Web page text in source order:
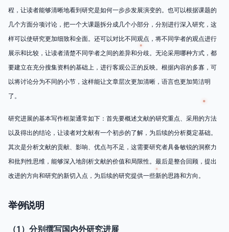
程，让读者能够清晰地看到研究是如何一步步发展演变的。也可以根据课题的
几个方面分项讨论，把一个大课题拆分成几个小部分，分别进行深入研究，这
样可以使研究更加细致和全面。还可以对比不同观点，将不同学者的观点进行
展示和比较，让读者清楚不同学者之间的差异和分歧。无论采用哪种方式，都
要建立在充分搜集资料的基础上，进行客观公正的反映。根据内容的多寡，可
以将讨论分为不同的小节，这样能让文章层次更加清晰，语言也更加简洁明
了。
研究进展的基本写作框架通常如下：首先要概述文献的研究重点、采用的方法
以及得出的结论，让读者对文献有一个初步的了解，为后续的分析奠定基础。
其次是分析文献的贡献、影响、优点与不足，这需要研究者具备敏锐的洞察力
和批判性思维，能够深入地剖析文献的价值和局限性。最后是整合回顾，提出
改进的方向和研究的新切入点，为后续的研究提供一些新的思路和方向。
举例说明
（1）分别撰写国内外研究进展